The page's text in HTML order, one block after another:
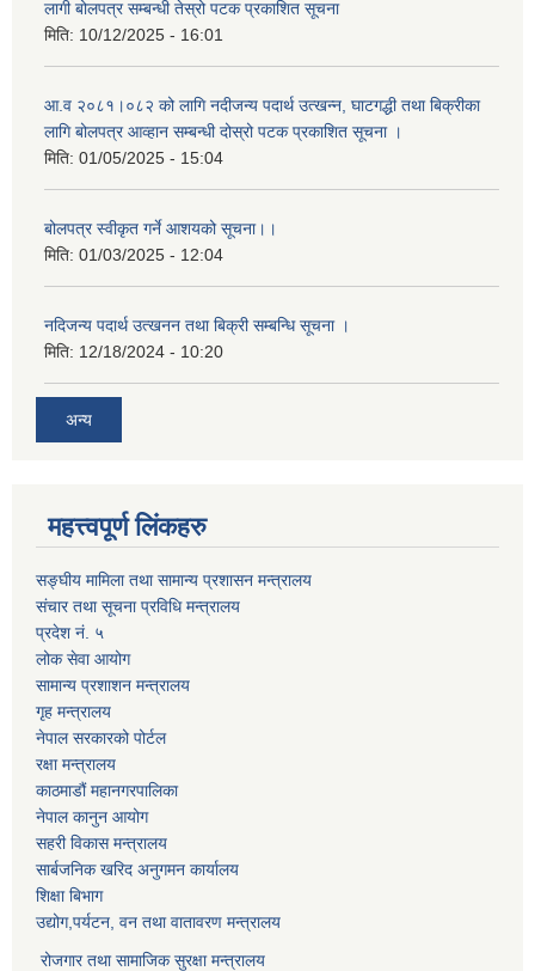
लागी बोलपत्र सम्बन्धी तेस्रो पटक प्रकाशित सूचना
मिति: 10/12/2025 - 16:01
आ.व २०८१।०८२ को लागि नदीजन्य पदार्थ उत्खन्न, घाटगद्धी तथा बिक्रीका
लागि बोलपत्र आव्हान सम्बन्धी दोस्रो पटक प्रकाशित सूचना ।
मिति: 01/05/2025 - 15:04
बोलपत्र स्वीकृत गर्ने आशयको सूचना।।
मिति: 01/03/2025 - 12:04
नदिजन्य पदार्थ उत्खनन तथा बिक्री सम्बन्धि सूचना ।
मिति: 12/18/2024 - 10:20
अन्य
महत्त्वपूर्ण लिंकहरु
सङ्घीय मामिला तथा सामान्य प्रशासन मन्त्रालय
संचार तथा सूचना प्रविधि मन्त्रालय
प्रदेश नं. ५
लोक सेवा आयोग
सामान्य प्रशाशन मन्त्रालय
गृह मन्त्रालय
नेपाल सरकारको पोर्टल
रक्षा मन्त्रालय
काठमाडौं महानगरपालिका
नेपाल कानुन आयोग
सहरी विकास मन्त्रालय
सार्बजनिक खरिद अनुगमन कार्यालय
शिक्षा बिभाग
उद्योग,पर्यटन, वन तथा वातावरण मन्त्रालय
रोजगार तथा सामाजिक सुरक्षा मन्त्रालय